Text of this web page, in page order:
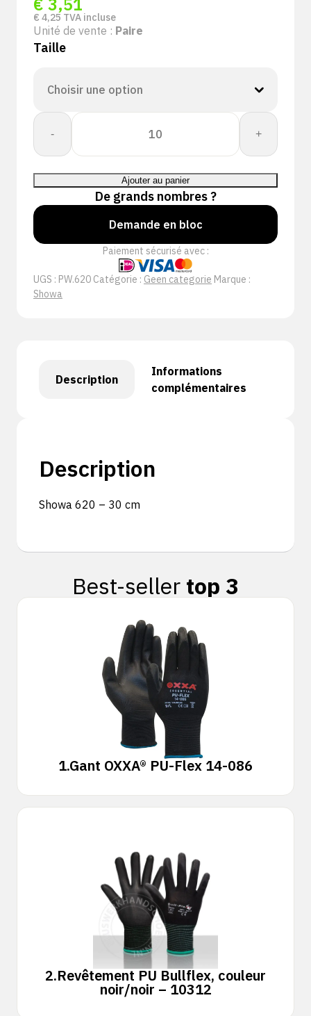
€ 4,25 TVA incluse
Unité de vente : Paire
Taille
-
quantité
Showa
620
-
30
cm
+
Ajouter au panier
De grands nombres ?
Demande en bloc
Paiement sécurisé avec :
UGS : PW.620 Catégorie : Geen categorie Marque :
Showa
Description
Informations
complémentaires
Description
Showa 620 – 30 cm
Best-seller top 3
1.Gant OXXA® PU-Flex 14-086
2.Revêtement PU Bullflex, couleur
noir/noir – 10312